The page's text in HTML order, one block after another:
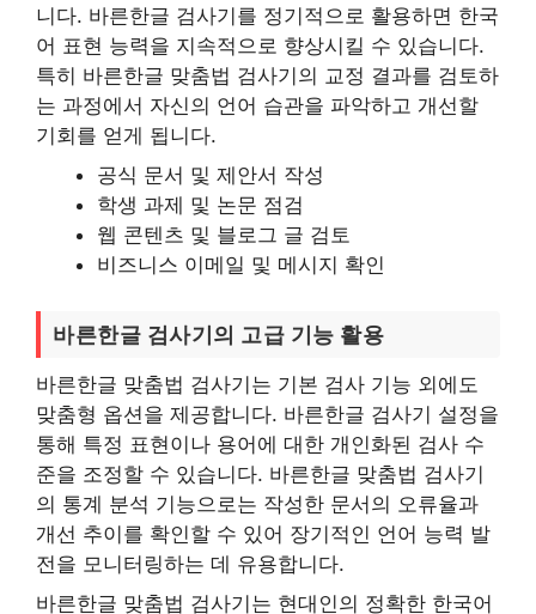
니다. 바른한글 검사기를 정기적으로 활용하면 한국
어 표현 능력을 지속적으로 향상시킬 수 있습니다.
특히 바른한글 맞춤법 검사기의 교정 결과를 검토하
는 과정에서 자신의 언어 습관을 파악하고 개선할
기회를 얻게 됩니다.
공식 문서 및 제안서 작성
학생 과제 및 논문 점검
웹 콘텐츠 및 블로그 글 검토
비즈니스 이메일 및 메시지 확인
바른한글 검사기의 고급 기능 활용
바른한글 맞춤법 검사기는 기본 검사 기능 외에도
맞춤형 옵션을 제공합니다. 바른한글 검사기 설정을
통해 특정 표현이나 용어에 대한 개인화된 검사 수
준을 조정할 수 있습니다. 바른한글 맞춤법 검사기
의 통계 분석 기능으로는 작성한 문서의 오류율과
개선 추이를 확인할 수 있어 장기적인 언어 능력 발
전을 모니터링하는 데 유용합니다.
바른한글 맞춤법 검사기는 현대인의 정확한 한국어